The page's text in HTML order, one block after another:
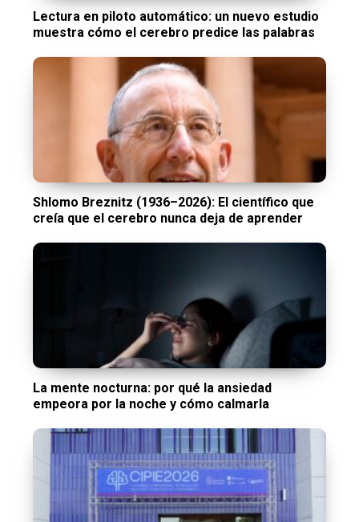
Lectura en piloto automático: un nuevo estudio
muestra cómo el cerebro predice las palabras
Shlomo Breznitz (1936–2026): El científico que
creía que el cerebro nunca deja de aprender
La mente nocturna: por qué la ansiedad
empeora por la noche y cómo calmarla